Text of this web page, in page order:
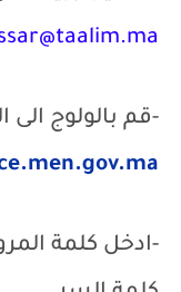
-قم بالولوج الى
-ادخل كلمة